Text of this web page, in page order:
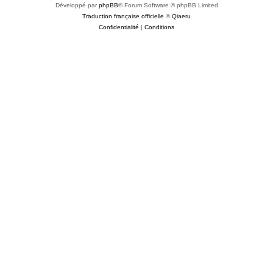
Développé parphpBB® Forum Software © phpBB Limited
Traduction française officielle ©Qiaeru
Confidentialité | Conditions